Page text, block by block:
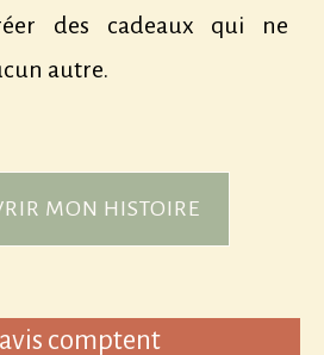
des cadeaux qui ne
autre.
MON HISTOIRE
comptent